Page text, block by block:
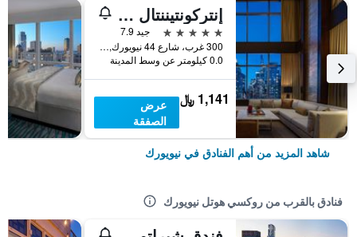
إنتركونتيننتال نيويورك تاميز سكوير
5 نجوم
جيد 7.9
300 غرب، شارع 44 نيويورك, نيويورك, NY, الولايات المتحدة الأميريكية
0.0 كيلومتر عن وسط المدينة
1,141 ﷼
عرض
الصفقة
شاهد المزيد من أهم الفنادق في نيويورك
فنادق بالقرب من روكسي هوتل نيويورك